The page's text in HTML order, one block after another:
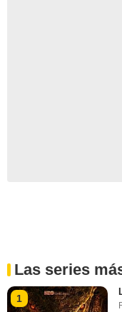
Las series
1